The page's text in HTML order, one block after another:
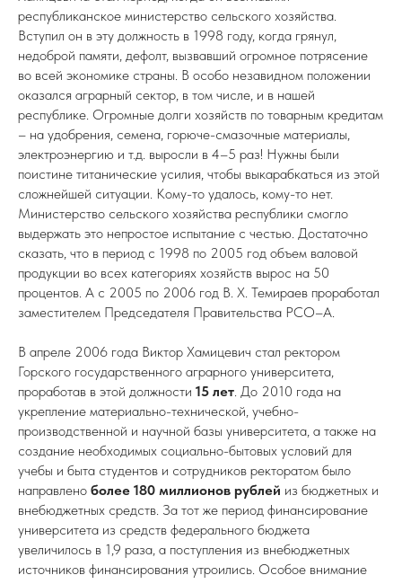
республиканское министерство сельского хозяйства.
Вступил он в эту должность в 1998 году, когда грянул,
недоброй памяти, дефолт, вызвавший огромное потрясение
во всей экономике страны. В особо незавидном положении
оказался аграрный сектор, в том числе, и в нашей
республике. Огромные долги хозяйств по товарным кредитам
– на удобрения, семена, горюче-смазочные материалы,
электроэнергию и т.д. выросли в 4–5 раз! Нужны были
поистине титанические усилия, чтобы выкарабкаться из этой
сложнейшей ситуации. Кому-то удалось, кому-то нет.
Министерство сельского хозяйства республики смогло
выдержать это непростое испытание с честью. Достаточно
сказать, что в период с 1998 по 2005 год объем валовой
продукции во всех категориях хозяйств вырос на 50
процентов. А с 2005 по 2006 год В. Х. Темираев проработал
заместителем Председателя Правительства РСО–А.
В апреле 2006 года Виктор Хамицевич стал ректором
Горского государственного аграрного университета,
проработав в этой должности 15 лет. До 2010 года на
укрепление материально-технической, учебно-
производственной и научной базы университета, а также на
создание необходимых социально-бытовых условий для
учебы и быта студентов и сотрудников ректоратом было
направлено более 180 миллионов рублей из бюджетных и
внебюджетных средств. За тот же период финансирование
университета из средств федерального бюджета
увеличилось в 1,9 раза, а поступления из внебюджетных
источников финансирования утроились. Особое внимание